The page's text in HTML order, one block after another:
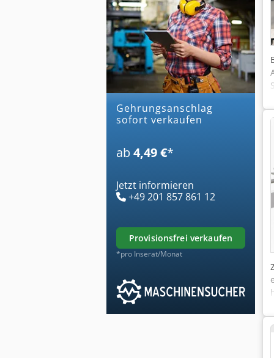
gehrungsanschlag
sofort verkaufen
ab 4,49 €*
Jetzt informieren
+49 201 857 861 12
provisionsfrei verkaufen
*pro Inserat/Monat